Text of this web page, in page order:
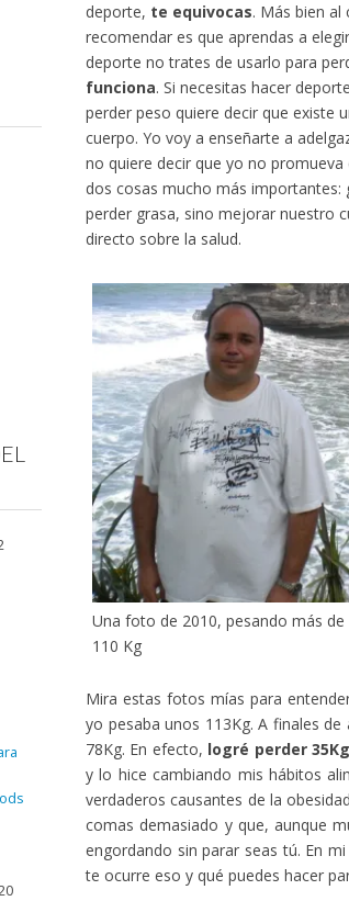
deporte, te equivocas. Más bien
recomendar es que aprendas a
deporte no trates de usarlo para
funciona. Si necesitas hacer
perder peso quiere decir que existe
cuerpo. Yo voy a enseñarte a
no quiere decir que yo no
dos cosas mucho más importantes:
perder grasa, sino mejorar nuestro
directo sobre la salud.
Una foto de 2010, pesando más de
110 Kg
Mira estas fotos mías para
yo pesaba unos 113Kg. A finales
78Kg. En efecto, logré perder
y lo hice cambiando mis hábitos
verdaderos causantes de la
comas demasiado y que, aunque
engordando sin parar seas tú. En
te ocurre eso y qué puedes hacer